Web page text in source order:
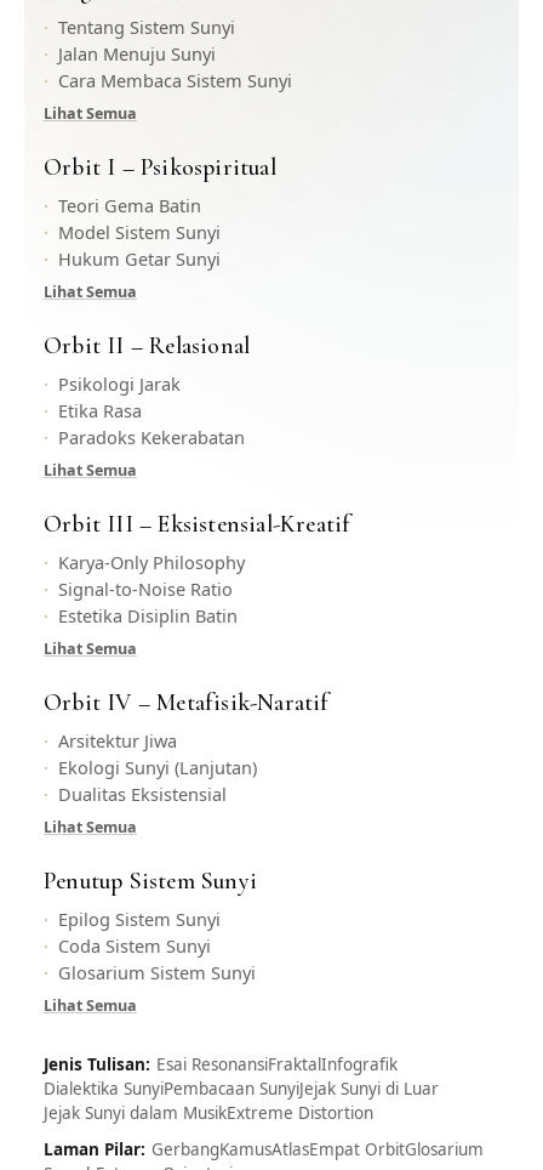
Tentang Sistem Sunyi
Jalan Menuju Sunyi
Cara Membaca Sistem Sunyi
Lihat Semua
Orbit I – Psikospiritual
Teori Gema Batin
Model Sistem Sunyi
Hukum Getar Sunyi
Lihat Semua
Orbit II – Relasional
Psikologi Jarak
Etika Rasa
Paradoks Kekerabatan
Lihat Semua
Orbit III – Eksistensial-Kreatif
Karya-Only Philosophy
Signal-to-Noise Ratio
Estetika Disiplin Batin
Lihat Semua
Orbit IV – Metafisik-Naratif
Arsitektur Jiwa
Ekologi Sunyi (Lanjutan)
Dualitas Eksistensial
Lihat Semua
Penutup Sistem Sunyi
Epilog Sistem Sunyi
Coda Sistem Sunyi
Glosarium Sistem Sunyi
Lihat Semua
Jenis Tulisan: Esai ResonansiFraktalInfografik
Dialektika SunyiPembacaan SunyiJejak Sunyi di Luar
Jejak Sunyi dalam MusikExtreme Distortion
Laman Pilar: GerbangKamusAtlasEmpat OrbitGlosarium